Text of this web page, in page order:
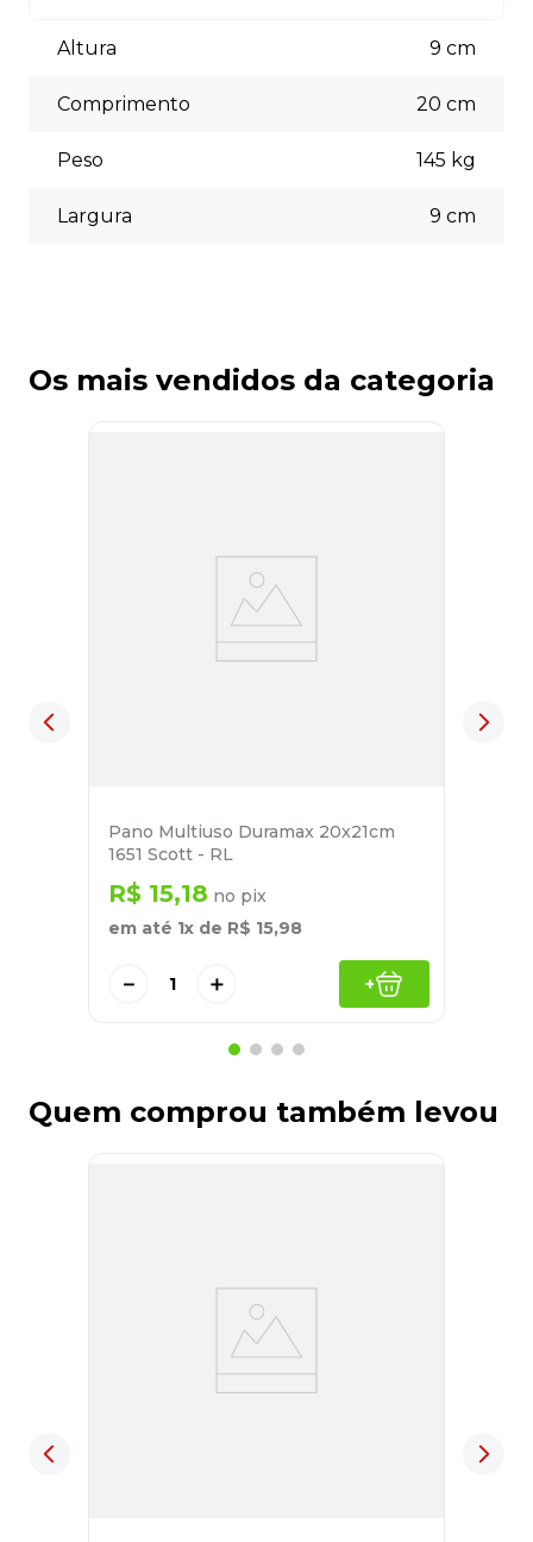
(5% off) cartões de crédito, boleto bancário. Você pode
escolher a opção que melhor se adapte às suas
Altura 9 cm
Comprimento 20 cm
Peso 145 kg
Largura 9 cm
Os mais vendidos da categoria
Pano Multiuso Duramax 20x21cm
1651 Scott - RL
R$ 15,18 no pix
em até 1x de R$ 15,98
＋
－ +
Quem comprou também levou